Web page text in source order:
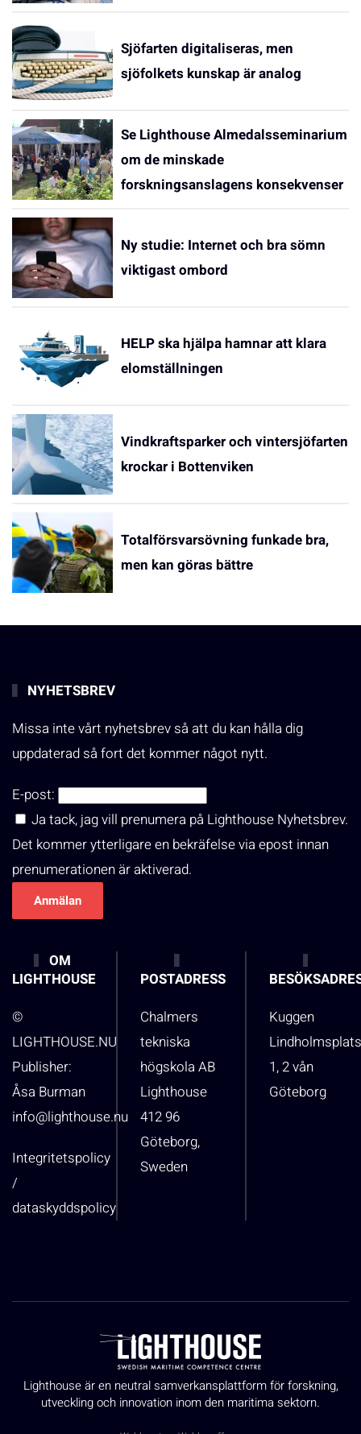
Sjöfarten digitaliseras, men
sjöfolkets kunskap är analog
Se Lighthouse Almedalsseminarium
om de minskade
forskningsanslagens konsekvenser
Ny studie: Internet och bra sömn
viktigast ombord
HELP ska hjälpa hamnar att klara
elomställningen
Vindkraftsparker och vintersjöfarten
krockar i Bottenviken
Totalförsvarsövning funkade bra,
men kan göras bättre
NYHETSBREV
Missa inte vårt nyhetsbrev så att du kan hålla dig
uppdaterad så fort det kommer något nytt.
E-post:
Ja tack, jag vill prenumera på Lighthouse Nyhetsbrev.
Det kommer ytterligare en bekräfelse via epost innan
prenumerationen är aktiverad.
OM
LIGHTHOUSE
©
LIGHTHOUSE.NU
Publisher:
Åsa Burman
info@lighthouse.nu
Integritetspolicy
/
dataskyddspolicy
POSTADRESS
Chalmers
tekniska
högskola AB
Lighthouse
412 96
Göteborg,
Sweden
Kuggen
1, 2 vån
Göteborg
Lighthouse är en neutral samverkansplattform för forskning,
utveckling och innovation inom den maritima sektorn.